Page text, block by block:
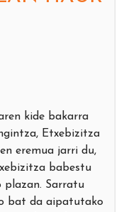
kide bakarra
Etxebizitza
eremua jarri du,
babestu
plazan. Sarratu
bat da aipatutako